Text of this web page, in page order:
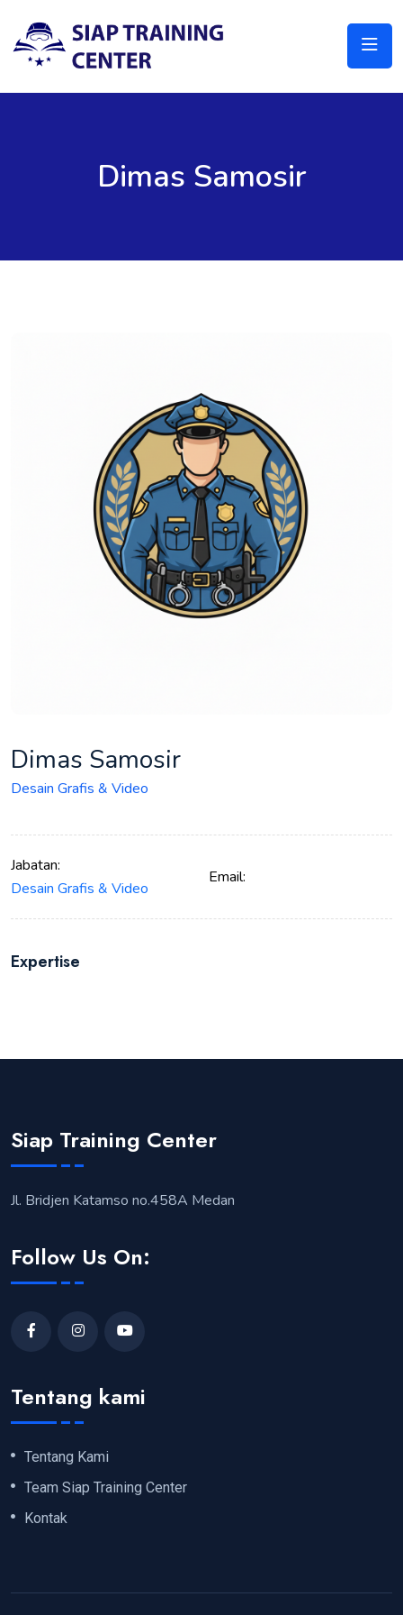
Dimas Samosir
Dimas Samosir
Desain Grafis & Video
Jabatan:
Desain Grafis & Video
Email:
Expertise
Siap Training Center
Jl. Bridjen Katamso no.458A Medan
Follow Us On:
Tentang kami
Tentang Kami
Team Siap Training Center
Kontak